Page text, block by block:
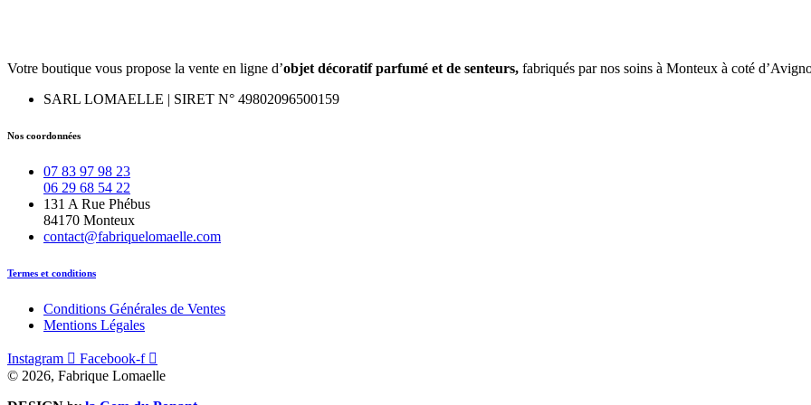
Votre boutique vous propose la vente en ligne d’objet décoratif parfumé et de senteurs, fabriqués par nos soins à Monteux à coté
SARL LOMAELLE | SIRET N° 49802096500159
Nos coordonnées
07 83 97 98 23
06 29 68 54 22
131 A Rue Phébus
84170 Monteux
contact@fabriquelomaelle.com
Termes et conditions
Conditions Générales de Ventes
Mentions Légales
Instagram
Facebook-f
© 2026, Fabrique Lomaelle